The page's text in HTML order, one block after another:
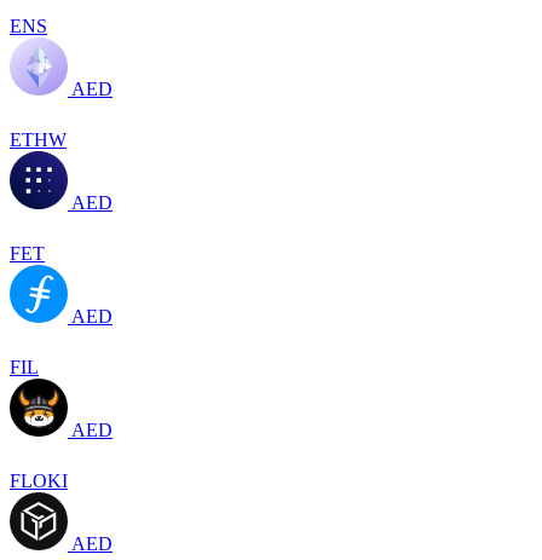
ENS
AED
ETHW
AED
FET
AED
FIL
AED
FLOKI
AED